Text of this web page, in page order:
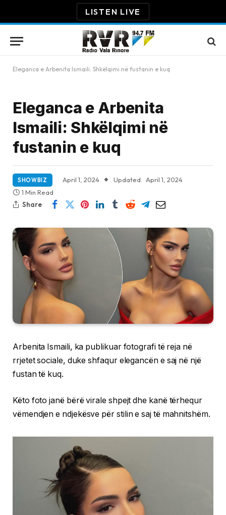
LISTEN LIVE
Eleganca e Arbenita Ismaili: Shkëlqimi në fustanin e kuq
Eleganca e Arbenita
Ismaili: Shkëlqimi në
fustanin e kuq
SHOWBIZ April 1, 2024 Updated: April 1, 2024
1 Min Read
Share
Arbenita Ismaili, ka publikuar fotografi të reja në
rrjetet sociale, duke shfaqur elegancën e saj në një
fustan të kuq.
Këto foto janë bërë virale shpejt dhe kanë tërhequr
vëmendjen e ndjekësve për stilin e saj të mahnitshëm.